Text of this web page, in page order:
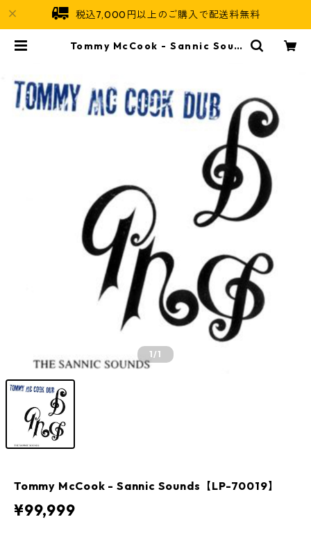
税込7,000円以上のご購入で配送料無料
Tommy McCook - Sannic Soun
1/1
Tommy McCook - Sannic Sounds【LP-70019】
¥99,999